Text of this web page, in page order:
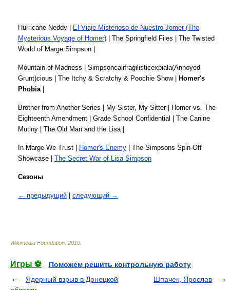
Hurricane Neddy |
El Viaje Misterioso de Nuestro Jomer (The
Mysterious Voyage of Homer) | The Springfield Files | The Twisted
World of Marge Simpson |
Mountain of Madness | Simpsoncalifragilisticexpiala(Annoyed
Grunt)cious | The Itchy & Scratchy & Poochie Show |
Homer's
Phobia|
Brother from Another Series | My Sister, My Sitter | Homer vs. The
Eighteenth Amendment | Grade School Confidential | The Canine
Mutiny | The Old Man and the Lisa |
In Marge We Trust | Homer's Enemy | The Simpsons Spin-Off
Showcase | The Secret War of Lisa Simpson
Сезоны
← предыдущий следующий →
Wikimedia Foundation 2010
Игры ⚽
Поможем решить контрольную работу
Ядерный взрыв в Донецкой
Шпачек, Ярослав